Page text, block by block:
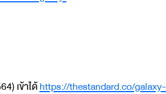
เข้าได้https://thestandard.co/